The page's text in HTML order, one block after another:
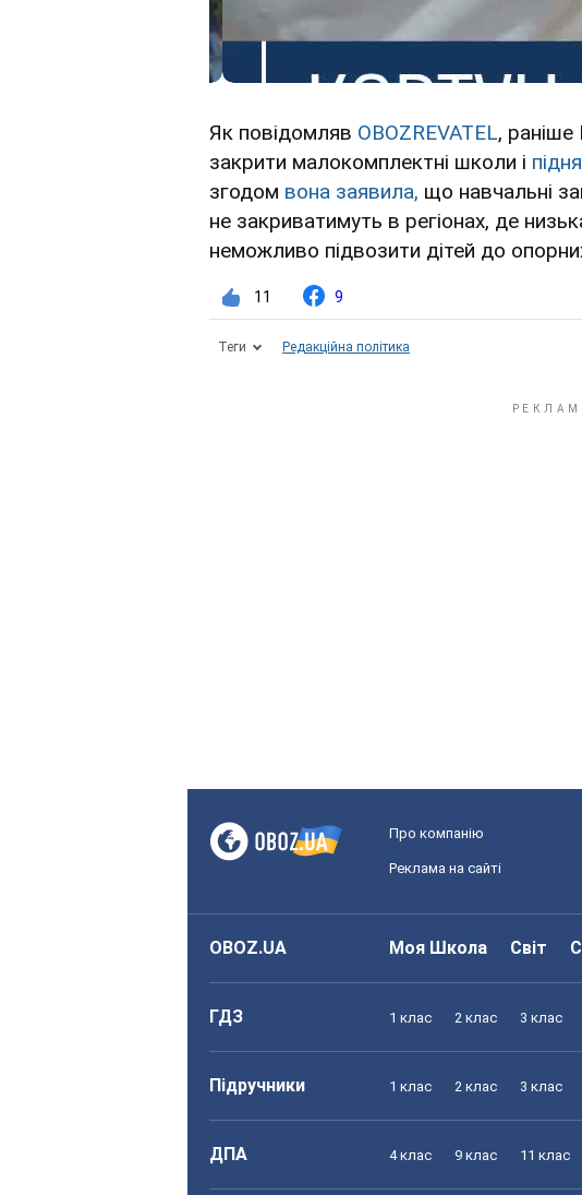
Як повідомляв OBOZREVATEL,
закрити малокомплектні школи і
згодом вона заявила, що навчальні
не закриватимуть в регіонах, де
неможливо підвозити дітей до
11 9
Теги Редакційна політика
Про компанію
Реклама на сайті
OBOZ.UA Моя Школа Світ
ГДЗ 1 клас 2 клас 3 клас
Підручники 1 клас 2 клас 3 клас
ДПА 4 клас 9 клас 11 клас